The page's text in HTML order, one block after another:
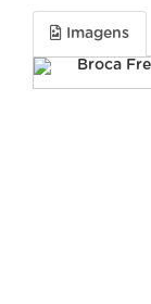
Imagens